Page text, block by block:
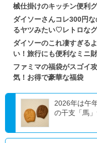
械仕掛けのキッチン便利
ダイソーさんコレ300円
るヤツみたい♡レトロな
ダイソーのこれ凄すぎる
い！旅行にも便利なミニ
ファミマの福袋がスゴイ
気！お得で豪華な福袋
2026年は午
の干支「馬」